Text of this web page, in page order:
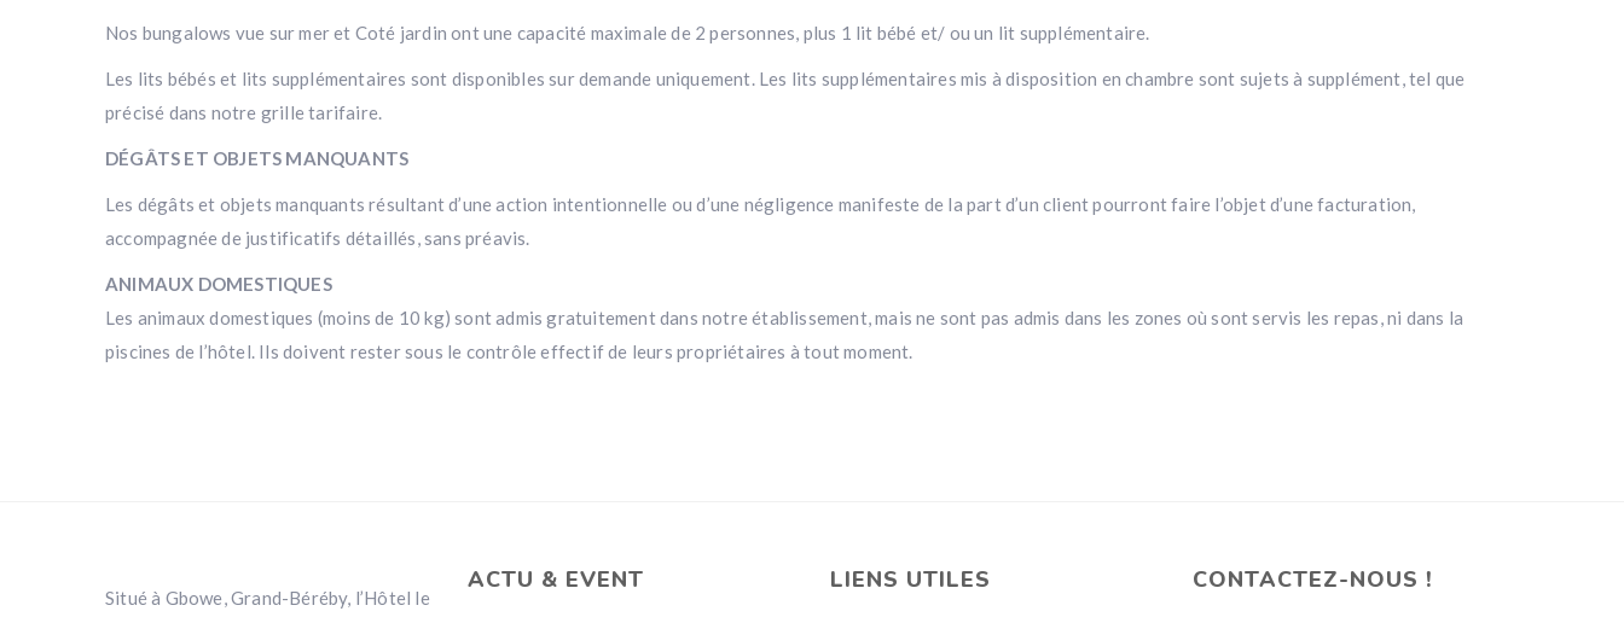
Nos bungalows vue sur mer et Coté jardin ont une capacité maximale de 2 personnes, plus 1 lit bébé et/ ou un lit supplémentaire.
Les lits bébés et lits supplémentaires sont disponibles sur demande uniquement. Les lits supplémentaires mis à disposition en chambre sont sujets à supplément, tel que
précisé dans notre grille tarifaire.
DÉGÂTS ET OBJETS MANQUANTS
Les dégâts et objets manquants résultant d’une action intentionnelle ou d’une négligence manifeste de la part d’un client pourront faire l’objet d’une facturation,
accompagnée de justificatifs détaillés, sans préavis.
ANIMAUX DOMESTIQUES
Les animaux domestiques (moins de 10 kg) sont admis gratuitement dans notre établissement, mais ne sont pas admis dans les zones où sont servis les repas, ni dans la
piscines de l’hôtel. Ils doivent rester sous le contrôle effectif de leurs propriétaires à tout moment.
Situé à Gbowe, Grand-Béréby, l’Hôtel le
ACTU & EVENT LIENS UTILES CONTACTEZ-NOUS !